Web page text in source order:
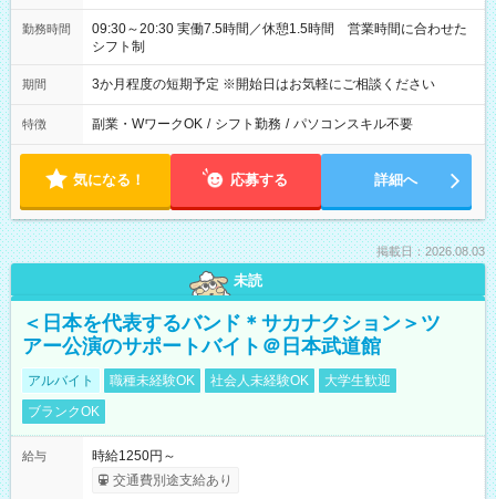
勤務時間
09:30～20:30 実働7.5時間／休憩1.5時間 営業時間に合わせた
シフト制
期間 3か月程度の短期予定 ※開始日はお気軽にご相談ください
特徴 副業・WワークOK / シフト勤務 / パソコンスキル不要
気になる！ 応募する 詳細へ
掲載日：2026.08.03
未読
＜日本を代表するバンド＊サカナクション＞ツ
アー公演のサポートバイト＠日本武道館
アルバイト 職種未経験OK 社会人未経験OK
大学生歓迎
ブランクOK
給与
時給1250円～
交通費別途支給あり